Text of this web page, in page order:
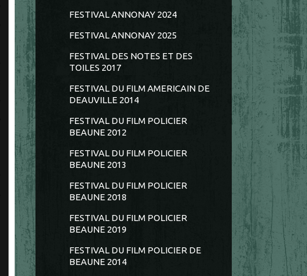
FESTIVAL ANNONAY 2024
FESTIVAL ANNONAY 2025
FESTIVAL DES NOTES ET DES
TOILES 2017
FESTIVAL DU FILM AMERICAIN DE
DEAUVILLE 2014
FESTIVAL DU FILM POLICIER
BEAUNE 2012
FESTIVAL DU FILM POLICIER
BEAUNE 2013
FESTIVAL DU FILM POLICIER
BEAUNE 2018
FESTIVAL DU FILM POLICIER
BEAUNE 2019
FESTIVAL DU FILM POLICIER DE
BEAUNE 2014